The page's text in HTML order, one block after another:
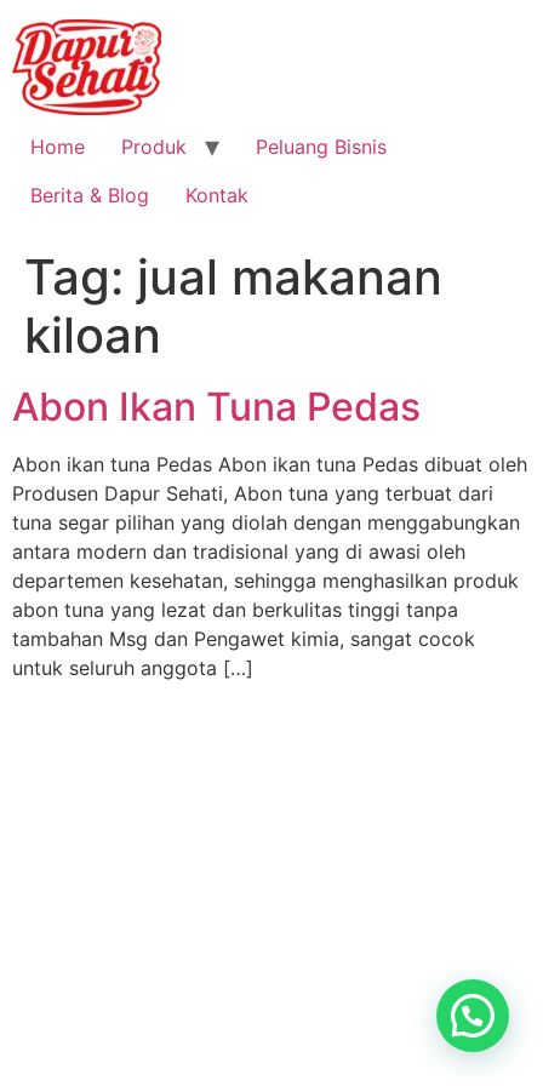
Home Produk
Peluang Bisnis
Berita & Blog
Kontak
Tag: jual makanan
kiloan
Abon Ikan Tuna Pedas
Abon ikan tuna Pedas Abon ikan tuna Pedas dibuat oleh
Produsen Dapur Sehati, Abon tuna yang terbuat dari
tuna segar pilihan yang diolah dengan menggabungkan
antara modern dan tradisional yang di awasi oleh
departemen kesehatan, sehingga menghasilkan produk
abon tuna yang lezat dan berkulitas tinggi tanpa
tambahan Msg dan Pengawet kimia, sangat cocok
untuk seluruh anggota […]